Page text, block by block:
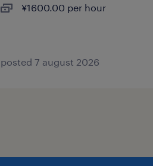
¥1600.00 per hour
posted 7 august 2026